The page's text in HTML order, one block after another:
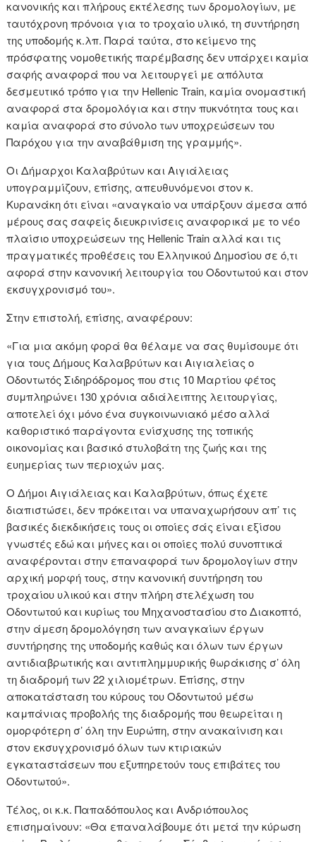
κανονικής και πλήρους εκτέλεσης των δρομολογίων, με
ταυτόχρονη πρόνοια για το τροχαίο υλικό, τη συντήρηση
της υποδομής κ.λπ. Παρά ταύτα, στο κείμενο της
πρόσφατης νομοθετικής παρέμβασης δεν υπάρχει καμία
σαφής αναφορά που να λειτουργεί με απόλυτα
δεσμευτικό τρόπο για την Hellenic Train, καμία ονομαστική
αναφορά στα δρομολόγια και στην πυκνότητα τους και
καμία αναφορά στο σύνολο των υποχρεώσεων του
Παρόχου για την αναβάθμιση της γραμμής».
Οι Δήμαρχοι Καλαβρύτων και Αιγιάλειας
υπογραμμίζουν, επίσης, απευθυνόμενοι στον κ.
Κυρανάκη ότι είναι «αναγκαίο να υπάρξουν άμεσα από
μέρους σας σαφείς διευκρινίσεις αναφορικά με το νέο
πλαίσιο υποχρεώσεων της Hellenic Train αλλά και τις
πραγματικές προθέσεις του Ελληνικού Δημοσίου σε ό,τι
αφορά στην κανονική λειτουργία του Οδοντωτού και στον
εκσυγχρονισμό του».
Στην επιστολή, επίσης, αναφέρουν:
«Για μια ακόμη φορά θα θέλαμε να σας θυμίσουμε ότι
για τους Δήμους Καλαβρύτων και Αιγιαλείας ο
Οδοντωτός Σιδηρόδρομος που στις 10 Μαρτίου φέτος
συμπληρώνει 130 χρόνια αδιάλειπτης λειτουργίας,
αποτελεί όχι μόνο ένα συγκοινωνιακό μέσο αλλά
καθοριστικό παράγοντα ενίσχυσης της τοπικής
οικονομίας και βασικό στυλοβάτη της ζωής και της
ευημερίας των περιοχών μας.
Ο Δήμοι Αιγιάλειας και Καλαβρύτων, όπως έχετε
διαπιστώσει, δεν πρόκειται να υπαναχωρήσουν απ’ τις
βασικές διεκδικήσεις τους οι οποίες σάς είναι εξίσου
γνωστές εδώ και μήνες και οι οποίες πολύ συνοπτικά
αναφέρονται στην επαναφορά των δρομολογίων στην
αρχική μορφή τους, στην κανονική συντήρηση του
τροχαίου υλικού και στην πλήρη στελέχωση του
Οδοντωτού και κυρίως του Μηχανοστασίου στο Διακοπτό,
στην άμεση δρομολόγηση των αναγκαίων έργων
συντήρησης της υποδομής καθώς και όλων των έργων
αντιδιαβρωτικής και αντιπλημμυρικής θωράκισης σ’ όλη
τη διαδρομή των 22 χιλιομέτρων. Επίσης, στην
αποκατάσταση του κύρους του Οδοντωτού μέσω
καμπάνιας προβολής της διαδρομής που θεωρείται η
ομορφότερη σ’ όλη την Ευρώπη, στην ανακαίνιση και
στον εκσυγχρονισμό όλων των κτιριακών
εγκαταστάσεων που εξυπηρετούν τους επιβάτες του
Οδοντωτού».
Τέλος, οι κ.κ. Παπαδόπουλος και Ανδριόπουλος
επισημαίνουν: «Θα επαναλάβουμε ότι μετά την κύρωση